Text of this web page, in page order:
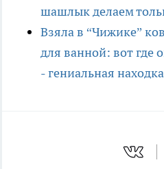
шашлык делаем
Взяла в “Чижике”
для ванной: вот где
- гениальная